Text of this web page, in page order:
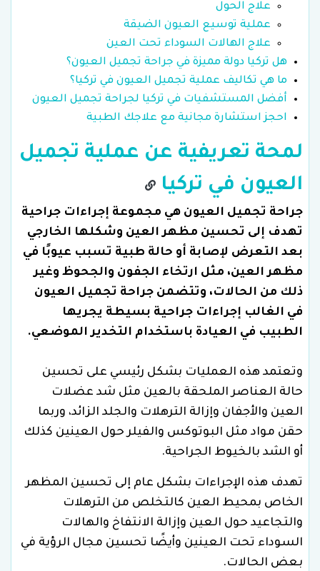
علاج الحول
عملية توسيع العيون الضيقة
علاج الهالات السوداء تحت العين
هل تركيا دولة مميزة في جراحة تجميل العيون؟
ما هي تكاليف عملية تجميل العيون في تركيا؟
أفضل المستشفيات في تركيا لجراحة تجميل العيون
احجز استشارة مجانية مع علاجك الطبية
لمحة تعريفية عن عملية تجميل
العيون في تركيا
جراحة تجميل العيون هي مجموعة إجراءات جراحية
تهدف إلى تحسين مظهر العين وشكلها الخارجي
بعد التعرض لإصابة أو حالة طبية تسبب عيوبًا في
مظهر العين، مثل ارتخاء الجفون والجحوظ وغير
ذلك من الحالات، وتتضمن جراحة تجميل العيون
في الغالب إجراءات جراحية بسيطة يجريها
الطبيب في العيادة باستخدام التخدير الموضعي.
وتعتمد هذه العمليات بشكل رئيسي على تحسين
حالة العناصر الملحقة بالعين مثل شد عضلات
العين والأجفان وإزالة الترهلات والجلد الزائد، وربما
حقن مواد مثل البوتوكس والفيلر حول العينين كذلك
أو الشد بالخيوط الجراحية.
تهدف هذه الإجراءات بشكل عام إلى تحسين المظهر
الخاص بمحيط العين كالتخلص من الترهلات
والتجاعيد حول العين وإزالة الانتفاخ والهالات
السوداء تحت العينين وأيضًا تحسين مجال الرؤية في
بعض الحالات.